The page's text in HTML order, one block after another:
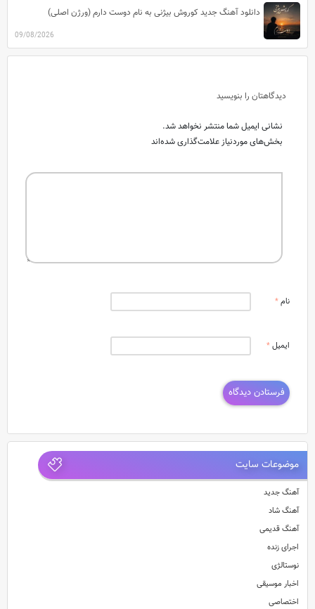
دانلود آهنگ جدید کوروش بیژنی به نام دوست دارم (ورژن اصلی)
09/08/2026
دیدگاهتان را بنویسید
نشانی ایمیل شما منتشر نخواهد شد.
بخش‌های موردنیاز علامت‌گذاری شده‌اند
نام*
ایمیل*
موضوعات سایت
آهنگ جدید
آهنگ شاد
آهنگ قدیمی
اجرای زنده
نوستالژی
اخبار موسیقی
اختصاصی